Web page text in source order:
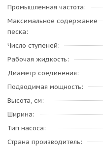
Промышленная частота
Максимальное содержание
песка
Число ступеней
Рабочая жидкость
Диаметр соединения
Подводимая мощность
Высота, см
Ширина
Тип насоса
Страна производитель